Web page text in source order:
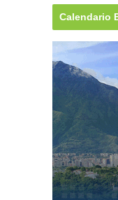
Calendario